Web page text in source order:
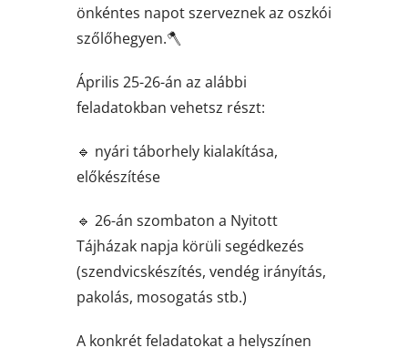
önkéntes napot szerveznek az oszkói
szőlőhegyen.🪓
Április 25-26-án az alábbi
feladatokban vehetsz részt:
🔹 nyári táborhely kialakítása,
előkészítése
🔹 26-án szombaton a Nyitott
Tájházak napja körüli segédkezés
(szendvicskészítés, vendég irányítás,
pakolás, mosogatás stb.)
A konkrét feladatokat a helyszínen